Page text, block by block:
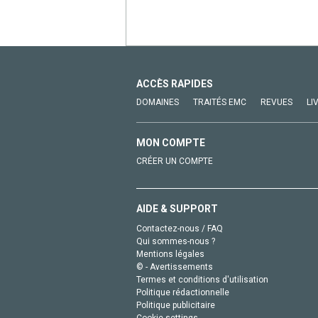
ACCÈS RAPIDES
DOMAINES TRAITÉS EMC REVUES
MON COMPTE
CRÉER UN COMPTE
AIDE & SUPPORT
Contactez-nous / FAQ
Qui sommes-nous ?
Mentions légales
© - Avertissements
Termes et conditions d'utilisation
Politique rédactionnelle
Politique publicitaire